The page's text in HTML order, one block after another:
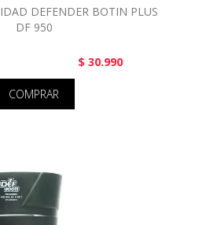
DEFENDER BOTIN PLUS
DF 950
$ 30.990
COMPRAR